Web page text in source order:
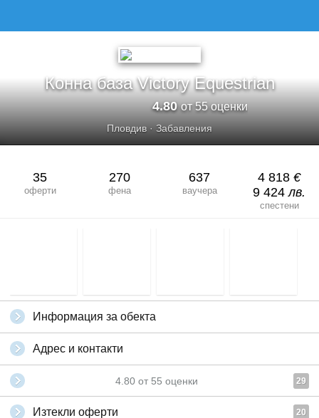
Конна база Victory Equestrian
4.80от 55 оценки
Пловдив· Забавления
35
оферти
270
фена
637
ваучера
4 818 €
9 424лв.
спестени
Информация за обекта
Адрес и контакти
4.80 от 55 оценки 29
Изтекли оферти 20